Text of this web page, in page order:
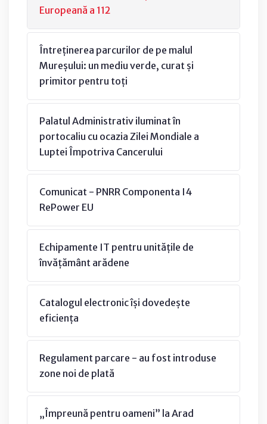
Europeană a 112
Întreținerea parcurilor de pe malul
Mureșului: un mediu verde, curat și
primitor pentru toți
Palatul Administrativ iluminat în
portocaliu cu ocazia Zilei Mondiale a
Luptei Împotriva Cancerului
Comunicat - PNRR Componenta I4
RePower EU
Echipamente IT pentru unitățile de
învățământ arădene
Catalogul electronic își dovedește
eficiența
Regulament parcare - au fost introduse
zone noi de plată
„Împreună pentru oameni” la Arad